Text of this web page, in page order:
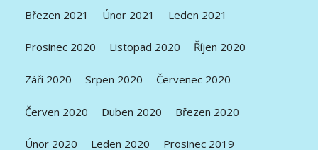
Březen 2021 Únor 2021 Leden 2021
Prosinec 2020 Listopad 2020 Říjen 2020
Září 2020 Srpen 2020 Červenec 2020
Červen 2020 Duben 2020 Březen 2020
Únor 2020 Leden 2020 Prosinec 2019